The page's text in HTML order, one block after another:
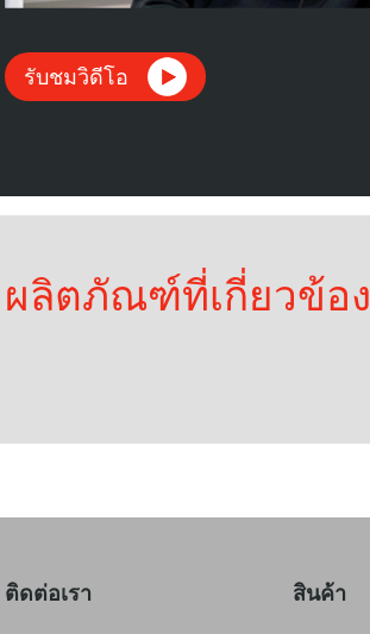
รับชมวิดีโอ
ผลิตภัณฑ์ที่เกี่ยวข้อง
ติดต่อเรา สินค้า